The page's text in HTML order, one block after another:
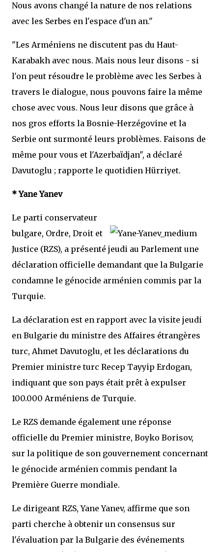
Nous avons changé la nature de nos relations
avec les Serbes en l'espace d'un an."
"Les Arméniens ne discutent pas du Haut-
Karabakh avec nous. Mais nous leur disons - si
l'on peut résoudre le problème avec les Serbes à
travers le dialogue, nous pouvons faire la même
chose avec vous. Nous leur disons que grâce à
nos gros efforts la Bosnie-Herzégovine et la
Serbie ont surmonté leurs problèmes. Faisons de
même pour vous et l'Azerbaïdjan", a déclaré
Davutoglu ; rapporte le quotidien Hürriyet.
* Yane Yanev
Le parti conservateur
bulgare, Ordre, Droit et
Justice (RZS), a présenté jeudi au Parlement une
déclaration officielle demandant que la Bulgarie
condamne le génocide arménien commis par la
Turquie.
La déclaration est en rapport avec la visite jeudi
en Bulgarie du ministre des Affaires étrangères
turc, Ahmet Davutoglu, et les déclarations du
Premier ministre turc Recep Tayyip Erdogan,
indiquant que son pays était prêt à expulser
100.000 Arméniens de Turquie.
Le RZS demande également une réponse
officielle du Premier ministre, Boyko Borisov,
sur la politique de son gouvernement concernant
le génocide arménien commis pendant la
Première Guerre mondiale.
Le dirigeant RZS, Yane Yanev, affirme que son
parti cherche à obtenir un consensus sur
l'évaluation par la Bulgarie des événements